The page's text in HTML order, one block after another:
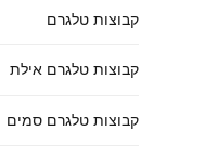
קבוצות טלגרם
קבוצות טלגרם אילת
קבוצות טלגרם סמים